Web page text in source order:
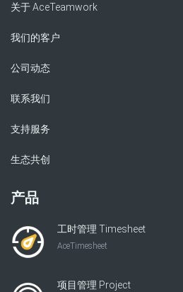
关于 AceTeamwork
我们的客户
公司动态
联系我们
支持服务
生态共创
产品
工时管理 Timesheet
AceTimesheet
项目管理 Project